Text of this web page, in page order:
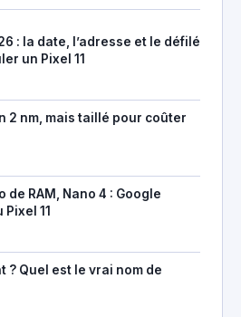
: la date, l’adresse et le défilé
un Pixel 11
2 nm, mais taillé pour coûter
de RAM, Nano 4 : Google
11
? Quel est le vrai nom de